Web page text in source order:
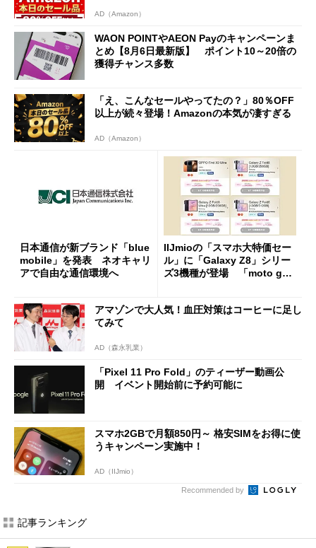
AD（Amazon）
WAON POINTやAEON Payのキャンペーンま
とめ【8月6日最新版】 ポイント10～20倍の
獲得チャンス多数
「え、こんなセールやってたの？」80％OFF
以上が続々登場！Amazonの本気が凄すぎる
AD（Amazon）
日本通信が新ブランド「blue
mobile」を発表 ネオキャリ
アで自由な通信環境へ
IIJmioの「スマホ大特価セー
ル」に「Galaxy Z8」シリー
ズ3機種が登場 「moto g37
アマゾンで大人気！血圧対策はコーヒーに足し
てみて
AD（森永乳業）
「Pixel 11 Pro Fold」のティーザー動画公
開 イベント開始前に予約可能に
スマホ2GBで月額850円～ 格安SIMをお得に使
うキャンペーン実施中！
AD（IIJmio）
Recommended by
記事ランキング